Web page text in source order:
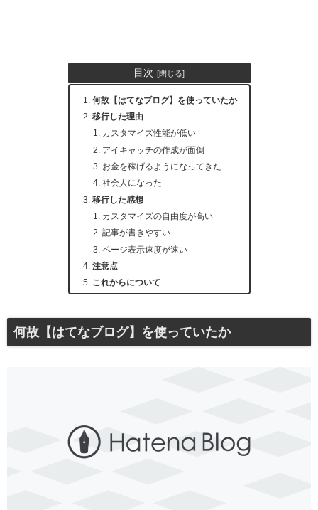
目次
何故【はてなブログ】を使っていたか
移行した理由
カスタマイズ性能が低い
アイキャッチの作成が面倒
お金を稼げるようになってきた
社会人になった
移行した感想
カスタマイズの自由度が高い
記事が書きやすい
ページ表示速度が速い
注意点
これからについて
何故【はてなブログ】を使っていたか